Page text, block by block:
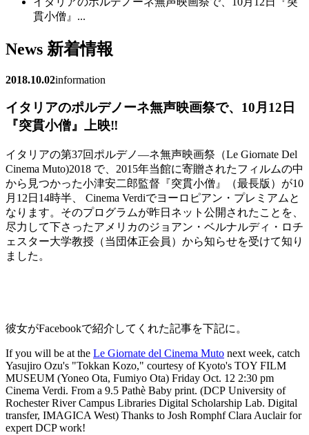
貫小僧』...
News 新着情報
2018.10.02information
イタリアのポルデノーネ無声映画祭で、10月12日
『突貫小僧』上映‼
イタリアの第37回ポルデノ—ネ無声映画祭（Le Giornate Del
Cinema Muto)2018 で、2015年当館に寄贈されたフィルムの中
から見つかった小津安二郎監督『突貫小僧』（最長版）が10
月12日14時半、 Cinema Verdiでヨーロピアン・プレミアムと
なります。そのプログラムが昨日ネット公開されたことを、
尽力して下さったアメリカのジョアン・ベルナルディ・ロチ
ェスター大学教授（当団体正会員）から知らせを受けて知り
ました。
彼女がFacebookで紹介してくれた記事を下記に。
If you will be at the Le Giornate del Cinema Muto next week, catch
Yasujiro Ozu's "Tokkan Kozo," courtesy of Kyoto's TOY FILM
MUSEUM (Yoneo Ota, Fumiyo Ota) Friday Oct. 12 2:30 pm
Cinema Verdi. From a 9.5 Pathè Baby print. (DCP University of
Rochester River Campus Libraries Digital Scholarship Lab. Digital
transfer, IMAGICA West) Thanks to Josh Romphf Clara Auclair for
expert DCP work!